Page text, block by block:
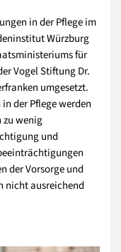
in der Pflege im
Würzburg
für
Vogel Stiftung Dr.
umgesetzt.
der Pflege werden
zu wenig
und
der Vorsorge und
nicht ausreichend